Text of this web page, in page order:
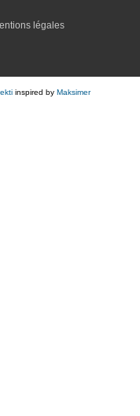
légales
inspired by Maksimer